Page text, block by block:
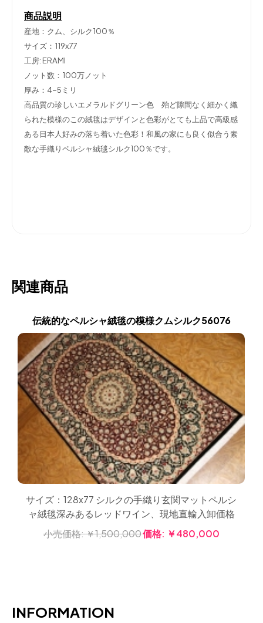
商品説明
産地：クム、シルク100％
サイズ：119x77
工房: ERAMI
ノット数：100万ノット
厚み：4-5ミリ
高品質の珍しいエメラルドグリーン色 殆ど隙間なく細かく織
られた模様のこの絨毯はデザインと色彩がとても上品で高級感
ある日本人好みの落ち着いた色彩！和風の家にも良く似合う素
敵な手織りペルシャ絨毯シルク100％です。
関連商品
伝統的なペルシャ絨毯の模様クムシルク56076
サイズ：128x77 シルクの手織り玄関マットペルシ
ャ絨毯深みあるレッドワイン、現地直輸入卸価格
小売価格:￥1,500,000価格: ￥480,000
INFORMATION